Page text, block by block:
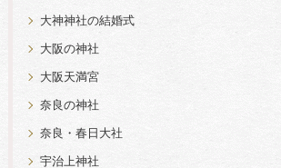
大神神社の結婚式
大阪の神社
大阪天満宮
奈良の神社
奈良・春日大社
宇治上神社